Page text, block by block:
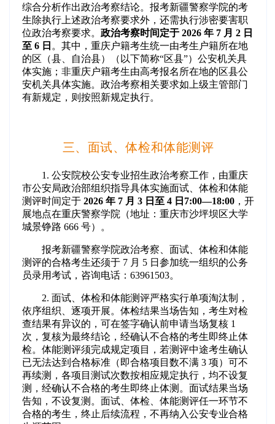
综合分析作出政治考察结论。报考新疆警察学院的考
生除执行上述政治考察要求外，还需执行涉密要害职
位政治考察要求。 政治考察时间定于 2026 年 7 月 2 日
至 6 日 。其中，重庆户籍考生统一由考生户籍所在地
的区（县、自治县）（以下简称“区县”）公安机关具
体实施；非重庆户籍考生由高考报名所在地的区县公
安机关具体实施。政治考察相关要求如上级主管部门
有新规定，则按照新规定执行。
三、 面试、体检和体能测评
1 . 公安院校公安专业招生政治考察工作，由重庆
市公安局政治部组织指导具体实施面试、体检和体能
测评时间定于 2026 年 7 月 3 日至 4 日7:00—18:00 ，开
展地点在重庆警察学院 （地址：重庆市沙坪坝区大学
城景铮路 666 号）。
报考新疆警察学院政治考察、面试、体检和体能
测评的合格考生还须于 7 月 5 日参加统一组织的公务
员录用考试，咨询电话：63961503。
2. 面试、体检和体能测评严格实行单项淘汰制，
依序组织、逐项开展。体检结果当场告知，考生对检
查结果有异议的，可在签字确认前申请当场复核 1
次，复核为最终结论，经确认不合格的考生即终止体
检。体能测评须完成规定项目，若测评中途考生确认
已无法达到合格标准（即合格项目数不满 3 项）可不
再续测，各项目测试次数按相应规定执行，均不设复
测，经确认不合格的考生即终止体测。面试结果当场
告知，不设复测。面试、体检、体能测评任一环节不
合格的考生，终止后续流程，不再纳入公安专业合格